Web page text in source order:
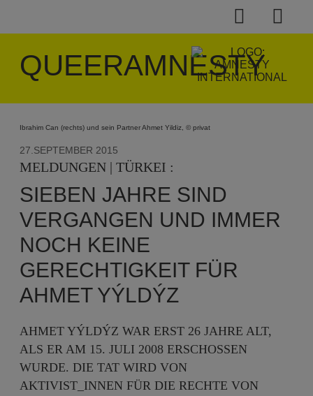
QUEERAMNESTY
Ibrahim Can (rechts) und sein Partner Ahmet Yildiz, © privat
27.SEPTEMBER 2015
MELDUNGEN | TÜRKEI :
SIEBEN JAHRE SIND
VERGANGEN UND IMMER
NOCH KEINE
GERECHTIGKEIT FÜR
AHMET YÝLDÝZ
AHMET YÝLDÝZ WAR ERST 26 JAHRE ALT,
ALS ER AM 15. JULI 2008 ERSCHOSSEN
WURDE. DIE TAT WIRD VON
AKTIVIST_INNEN FÜR DIE RECHTE VON